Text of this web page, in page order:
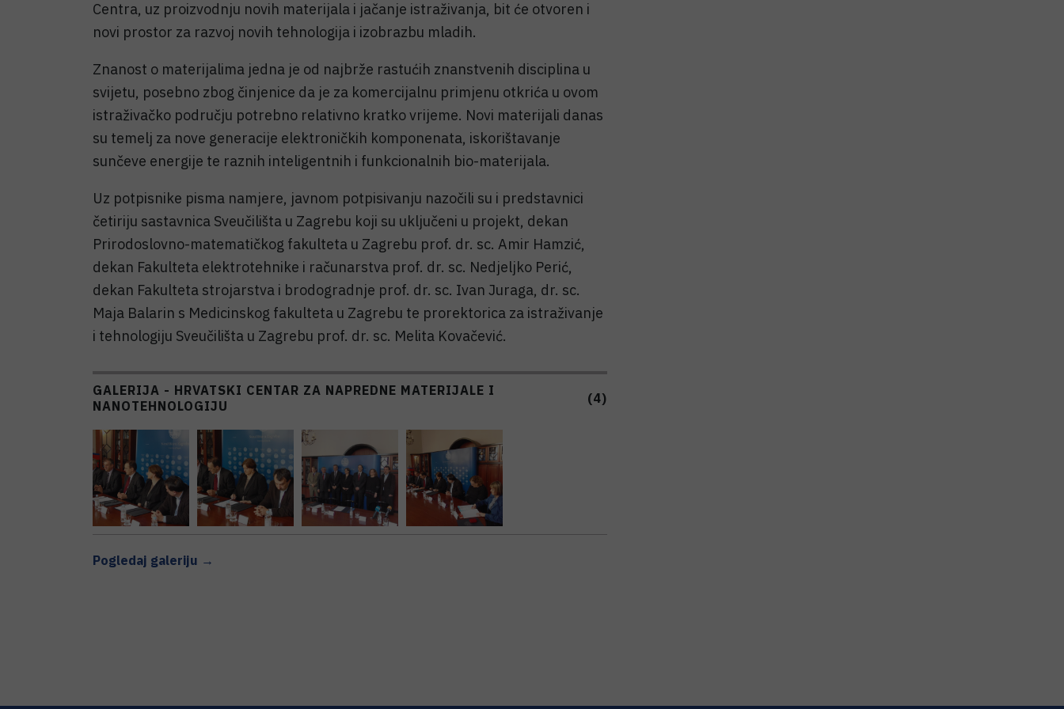
Centra, uz proizvodnju novih materijala i jačanje istraživanja, bit će otvoren i
novi prostor za razvoj novih tehnologija i izobrazbu mladih.
Znanost o materijalima jedna je od najbrže rastućih znanstvenih disciplina u
svijetu, posebno zbog činjenice da je za komercijalnu primjenu otkrića u ovom
istraživačko području potrebno relativno kratko vrijeme. Novi materijali danas
su temelj za nove generacije elektroničkih komponenata, iskorištavanje
sunčeve energije te raznih inteligentnih i funkcionalnih bio-materijala.
Uz potpisnike pisma namjere, javnom potpisivanju nazočili su i predstavnici
četiriju sastavnica Sveučilišta u Zagrebu koji su uključeni u projekt, dekan
Prirodoslovno-matematičkog fakulteta u Zagrebu prof. dr. sc. Amir Hamzić,
dekan Fakulteta elektrotehnike i računarstva prof. dr. sc. Nedjeljko Perić,
dekan Fakulteta strojarstva i brodogradnje prof. dr. sc. Ivan Juraga, dr. sc.
Maja Balarin s Medicinskog fakulteta u Zagrebu te prorektorica za istraživanje
i tehnologiju Sveučilišta u Zagrebu prof. dr. sc. Melita Kovačević.
GALERIJA - HRVATSKI CENTAR ZA NAPREDNE MATERIJALE I
NANOTEHNOLOGIJU
(4)
Pogledaj galeriju →